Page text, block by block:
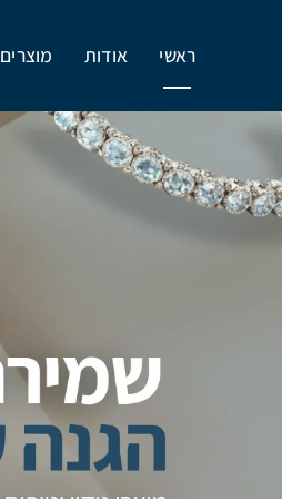
ראשי אודות מוצרים